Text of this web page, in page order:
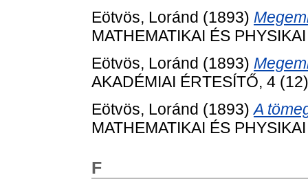
Eötvös, Loránd (1893)
MATHEMATIKAI ÉS
Eötvös, Loránd (1893)
AKADÉMIAI ÉRTESÍTŐ, 4
Eötvös, Loránd (1893)A
MATHEMATIKAI ÉS
F